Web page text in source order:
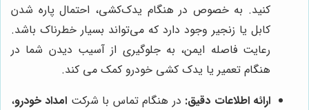
کنید. به خصوص در هنگام یدک‌کشی، احتمال پاره شدن
کابل یا زنجیر وجود دارد که می‌تواند بسیار خطرناک باشد.
رعایت فاصله ایمن، به جلوگیری از آسیب دیدن شما در
هنگام تعمیر یا یدک کشی خودرو کمک می کند.
ارائه اطلاعات دقیق: در هنگام تماس با شرکت امداد خودرو،